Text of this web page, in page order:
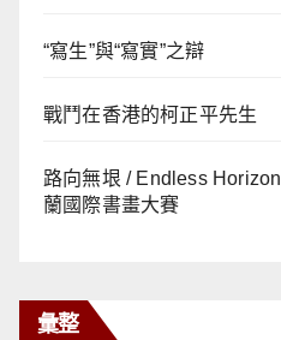
“寫生”與“寫實”之辯
戰鬥在香港的柯正平先生
路向無垠 / Endless
蘭國際書畫大賽
彙整